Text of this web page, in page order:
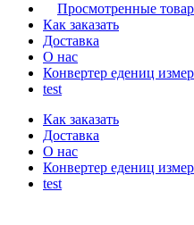
Просмотренные
Как заказать
Доставка
О нас
Конвертер едениц
test
Как заказать
Доставка
О нас
Конвертер едениц
test